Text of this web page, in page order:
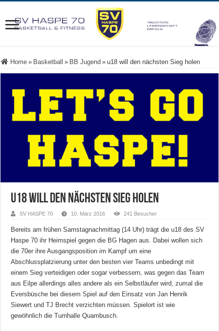
Home » Basketball » BB Jugend » u18 will den nächsten Sieg holen
u18 will den nächsten Sieg holen
SV HASPE 70 10. März 2016 241 Besucher
Bereits am frühen Samstagnachmittag (14 Uhr) trägt die u18 des SV
Haspe 70 ihr Heimspiel gegen die BG Hagen aus. Dabei wollen sich
die 70er ihre Ausgangsposition im Kampf um eine
Abschlussplatzierung unter den besten vier Teams unbedingt mit
einem Sieg verteidigen oder sogar verbessern, was gegen das Team
aus Eilpe allerdings alles andere als ein Selbstläufer wird, zumal die
Eversbüsche bei diesem Spiel auf den Einsatz von Jan Henrik
Siewert und TJ Brecht verzichten müssen. Spielort ist wie
gewöhnlich die Turnhalle Quambusch.